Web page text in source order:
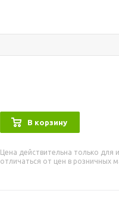
В корзину
Цена действительна только для
отличаться от цен в розничных